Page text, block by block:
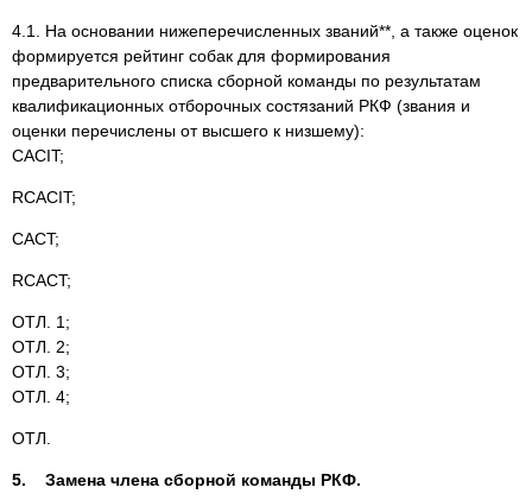
4.1. На основании нижеперечисленных званий**, а также оценок
формируется рейтинг собак для формирования
предварительного списка сборной команды по результатам
квалификационных отборочных состязаний РКФ (звания и
оценки перечислены от высшего к низшему):
CACIT;
RCACIT;
CACT;
RCACT;
ОТЛ. 1;
ОТЛ. 2;
ОТЛ. 3;
ОТЛ. 4;
ОТЛ.
5. Замена члена сборной команды РКФ.